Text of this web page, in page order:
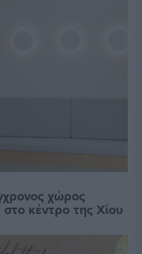
χώρος
κέντρο της Χίου